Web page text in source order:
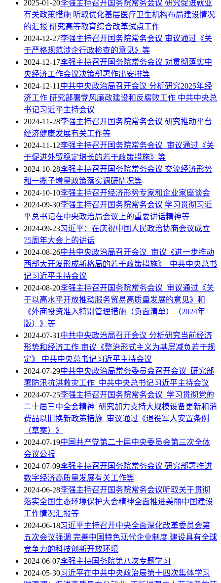
2025-01-20李强主持召开国务院常务会议 研究促进就业
有关政策措施 听取优化基层医疗卫生机构布局建设情况
的汇报 研究高等教育综合改革试点工作
2024-12-27李强主持召开国务院常务会议 审议通过《关
于严格规范涉企行政检查的意见》等
2024-12-17李强主持召开国务院常务会议 对贯彻落实中
央经济工作会议决策部署作出安排等
2024-12-11中共中央政治局召开会议 分析研究2025年经
济工作 研究部署党风廉政建设和反腐败工作 中共中央总
书记习近平主持会议
2024-11-28李强主持召开国务院常务会议 研究推动平台
经济健康发展有关工作等
2024-11-12李强主持召开国务院常务会议 审议通过《关
于促进外贸稳定增长的若干政策措施》等
2024-10-28李强主持召开国务院常务会议 交流经济形势
和一揽子增量政策落实调研情况等
2024-10-10李强主持召开经济形势专家和企业家座谈会
2024-09-30李强主持召开国务院常务会议 学习贯彻习近
平总书记在中央政治局会议上的重要讲话精神等
2024-09-23习近平：在庆祝中国人民政治协商会议成立
75周年大会上的讲话
2024-08-26中共中央政治局召开会议 审议《进一步推动
西部大开发形成新格局的若干政策措施》 中共中央总书
记习近平主持会议
2024-08-20李强主持召开国务院常务会议 审议通过《关
于以高水平开放推动服务贸易高质量发展的意见》和
《外商投资准入特别管理措施（负面清单）（2024年
版）》等
2024-07-31中共中央政治局召开会议 分析研究当前经济
形势和经济工作 审议《整治形式主义为基层减负若干规
定》 中共中央总书记习近平主持会议
2024-07-29中共中央政治局常务委员会召开会议 研究部
署防汛抗洪救灾工作 中共中央总书记习近平主持会议
2024-07-25李强主持召开国务院常务会议 学习贯彻党的
二十届三中全会精神 研究加力支持大规模设备更新和消
费品以旧换新政策措施 审议通过《退役军人安置条例
（草案）》
2024-07-19中国共产党第二十届中央委员会第三次全体
会议公报
2024-07-09李强主持召开国务院常务会议 研究部署推进
数字经济高质量发展有关工作等
2024-06-28李强主持召开国务院常务会议听取关于贯彻
落实全国生态环境保护大会精神全面推进美丽中国建设
工作情况汇报等
2024-06-18习近平主持召开中央全面深化改革委员会第
五次会议强调 完善中国特色现代企业制度 建设具有全球
竞争力的科技创新开放环境
2024-06-07李强主持国务院第八次专题学习
2024-05-30习近平在中共中央政治局第十四次集体学习